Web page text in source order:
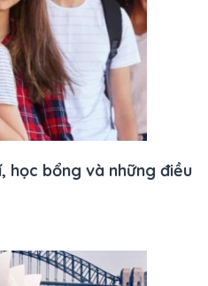
học bổng và những điều